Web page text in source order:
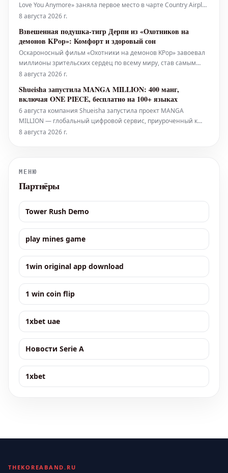
Love You Anymore» заняла первое место в чарте Country Airplay
всего за 15 недель. Для Лэнгли это пятый, а для Уоллена —
набрала 33,4 миллиона прослушиваний в период с 31 июля
по 6 ав
8 августа 2026 г.
Взвешенная подушка-тигр Дерпи из «Охотников на
демонов KPop»: Комфорт и здоровый сон
Оскароносный фильм «Охотники на демонов KPop» завоевал
миллионы зрительских сердец по всему миру, став самым
просматриваемым оригинальным фильмом Netflix за всю
атмосферные сцены фильма и его завораживающий
саундтрек также служат идеальным ф
8 августа 2026 г.
Shueisha запустила MANGA MILLION: 400 манг,
включая ONE PIECE, бесплатно на 100+ языках
6 августа компания Shueisha запустила проект MANGA
MILLION — глобальный цифровой сервис, приуроченный к
100-летию компании. Эта платформа предлагает около 400
8 августа 2026 г.
МЕНЮ
Партнёры
Tower Rush Demo
play mines game
1win original app download
1 win coin flip
1xbet uae
Новости Serie A
1xbet
THEKOREABAND.RU